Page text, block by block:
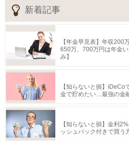
新着記事
【年金早見表】年収200
650万、700万円は年金
み】
【知らないと損】iDeCo
金で貯めたい…最強の金
【知らないと損】金利
ッシュバック付きで買う